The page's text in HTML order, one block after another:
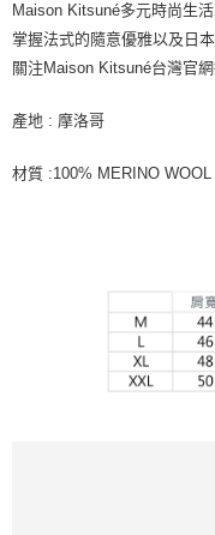
Maison Kitsuné多元時尚生活
掌握法式的隨意優雅以及日
關注Maison Kitsuné台灣官
產地 : 摩洛哥
材質 :100% MERINO WOOL